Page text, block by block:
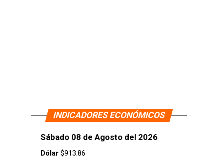
INDICADORES ECONÓMICOS
Sábado 08 de Agosto del 2026
Dólar $913.86